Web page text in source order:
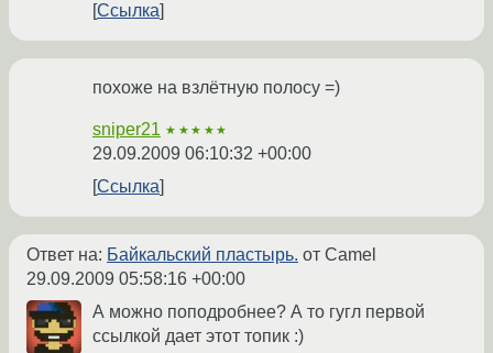
Ссылка
похоже на взлётную полосу =)
sniper21 ★★★★★
29.09.2009 06:10:32 +00:00
Ссылка
Ответ на: Байкальский пластырь. от Camel
29.09.2009 05:58:16 +00:00
А можно поподробнее? А то гугл первой
ссылкой дает этот топик :)